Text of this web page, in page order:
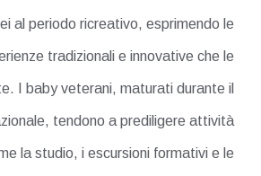
al periodo ricreativo, esprimendo le
tradizionali e innovative che le
I baby veterani, maturati durante il
tendono a prediligere attività
la studio, i escursioni formativi e le